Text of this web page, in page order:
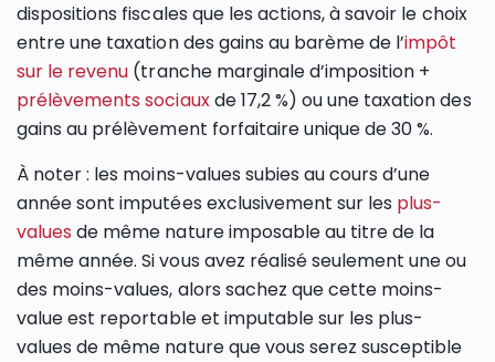
dispositions fiscales que les actions, à savoir le choix
entre une taxation des gains au barème de l’impôt
sur le revenu (tranche marginale d’imposition +
prélèvements sociauxde 17,2 %) ou une taxation des
gains au prélèvement forfaitaire unique de 30 %.
À noter : les moins-values subies au cours d’une
année sont imputées exclusivement sur les plus-
values de même nature imposable au titre de la
même année. Si vous avez réalisé seulement une ou
des moins-values, alors sachez que cette moins-
value est reportable et imputable sur les plus-
values de même nature que vous serez susceptible